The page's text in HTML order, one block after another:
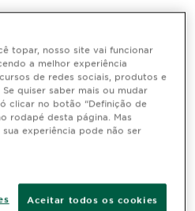
benefícios para a
dormidas é possível ter
e garantir o bom
de sono proporcionam uma
ela a ficar mais
topar, nosso site vai funcionar
a melhor experiência
de redes sociais, produtos e
quiser saber mais ou mudar
clicar no botão “Definição de
rodapé desta página. Mas
experiência pode não ser
Aceitar todos os cookies